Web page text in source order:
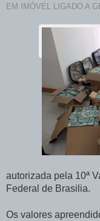
EM IMÓVEL LIGADO A
autorizada pela 10ª
Federal de Brasilia.
Os valores